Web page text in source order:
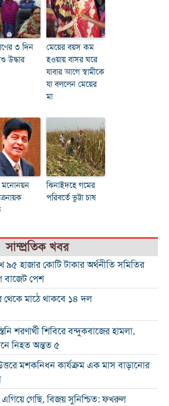
৩ দিন
উদ্ধার
মেয়ের বয়স কম
হওয়ায় বাসর ঘরে
যাবার আগে স্বামীকে
যা বললেন মেয়ের
মা
মনোনয়ন
ঝিনাইদহে গমের
পরিবর্তে ভুট্টা চাষ
সাম্প্রতিক খবর
৯৫ হাজার কোটি টাকার অর্থনীতি সমিতির
বাজেট পেশ
থেকে মাঠে থাকবে ১৪ দল
শরণার্থী শিবিরে বন্দুকবাজের হামলা,
নিহত অন্তত ৫
মশকনিধন কার্যক্রম এক মাস বাড়ানোর
গেছি, বিজয় সুনিশ্চিত: ফখরুল